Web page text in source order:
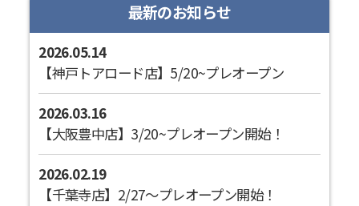
最新のお知らせ
2026.05.14
【神戸トアロード店】5/20~プレオープン
2026.03.16
【大阪豊中店】3/20~プレオープン開始！
2026.02.19
【千葉寺店】2/27～プレオープン開始！